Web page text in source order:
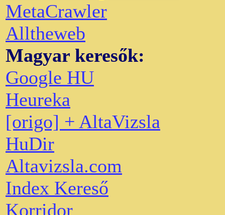
MetaCrawler
Alltheweb
Magyar keresők:
Google HU
Heureka
[origo] + AltaVizsla
HuDir
Altavizsla.com
Index Kereső
Korridor